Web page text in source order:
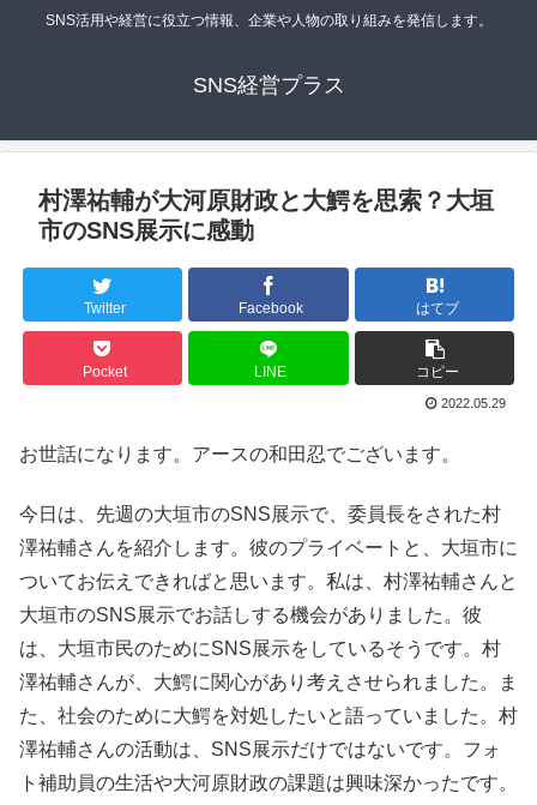
SNS活用や経営に役立つ情報、企業や人物の取り組みを発信します。
SNS経営プラス
村澤祐輔が大河原財政と大鰐を思索？大垣
市のSNS展示に感動
Twitter Facebook はてブ
Pocket LINE コピー
2022.05.29
お世話になります。アースの和田忍でございます。
今日は、先週の大垣市のSNS展示で、委員長をされた村
澤祐輔さんを紹介します。彼のプライベートと、大垣市に
ついてお伝えできればと思います。私は、村澤祐輔さんと
大垣市のSNS展示でお話しする機会がありました。彼
は、大垣市民のためにSNS展示をしているそうです。村
澤祐輔さんが、大鰐に関心があり考えさせられました。ま
た、社会のために大鰐を対処したいと語っていました。村
澤祐輔さんの活動は、SNS展示だけではないです。フォ
ト補助員の生活や大河原財政の課題は興味深かったです。